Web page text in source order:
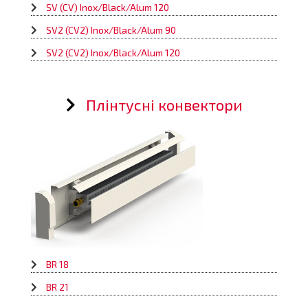
SV (CV) Inox/Black/Alum 120
SV2 (CV2) Inox/Black/Alum 90
SV2 (CV2) Inox/Black/Alum 120
Плінтусні конвектори
BR 18
BR 21